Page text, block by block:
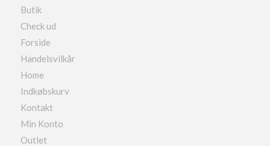
Butik
Check ud
Forside
Handelsvilkår
Home
Indkøbskurv
Kontakt
Min Konto
Outlet